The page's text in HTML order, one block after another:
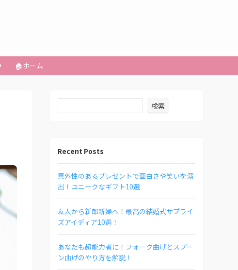
🏠ホーム
検索
Recent Posts
意外性のあるプレゼントで面白さや笑いを演
出！ユニークなギフト10選
友人から新郎新婦へ！最高の結婚式サプライ
ズアイディア10選！
あなたも超能力者に！フォーク曲げとスプー
ン曲げのやり方を解説！